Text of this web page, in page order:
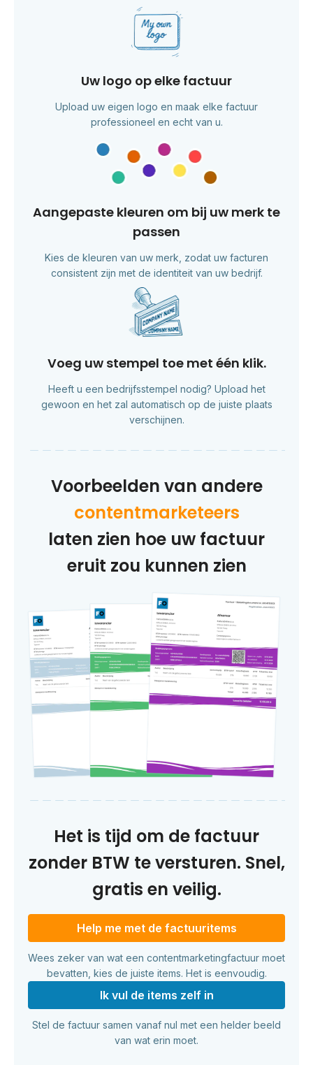
Uw logo op elke factuur
Upload uw eigen logo en maak elke factuur
professioneel en echt van u.
Aangepaste kleuren om bij uw merk te
passen
Kies de kleuren van uw merk, zodat uw facturen
consistent zijn met de identiteit van uw bedrijf.
Voeg uw stempel toe met één klik.
Heeft u een bedrijfsstempel nodig? Upload het
gewoon en het zal automatisch op de juiste plaats
verschijnen.
Voorbeelden van andere
contentmarketeers
laten zien hoe uw factuur
eruit zou kunnen zien
Het is tijd om de factuur
zonder BTW te versturen. Snel,
gratis en veilig.
Help me met de factuuritems
Wees zeker van wat een contentmarketingfactuur moet
bevatten, kies de juiste items. Het is eenvoudig.
Ik vul de items zelf in
Stel de factuur samen vanaf nul met een helder beeld
van wat erin moet.